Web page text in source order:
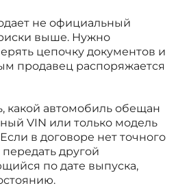
не официальный
выше. Нужно
цепочку документов и
продавец распоряжается
какой автомобиль обещан
VIN или только модель
в договоре нет точного
другой
по дате выпуска,